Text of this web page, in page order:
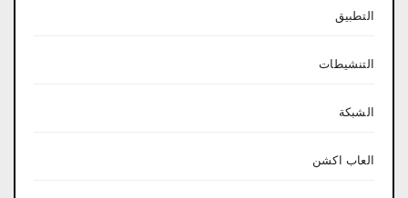
التطبيق
التنشيطات
الشبكة
العاب اكشن